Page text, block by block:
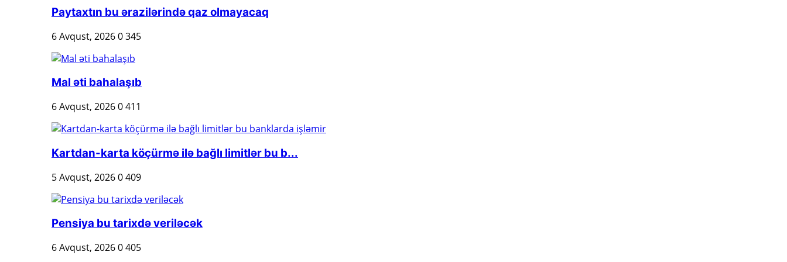
Paytaxtın bu ərazilərində qaz olmayacaq
6 Avqust, 20260345
Mal əti bahalaşıb
6 Avqust, 20260411
Kartdan-karta köçürmə ilə bağlı limitlər bu b...
5 Avqust, 20260409
Pensiya bu tarixdə veriləcək
6 Avqust, 20260405